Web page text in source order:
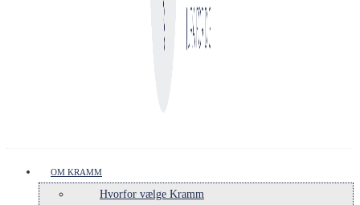
OM KRAMM
Hvorfor vælge Kramm